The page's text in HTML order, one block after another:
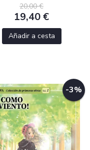
20,00 €
19,40 €
Añadir a cesta
-3%